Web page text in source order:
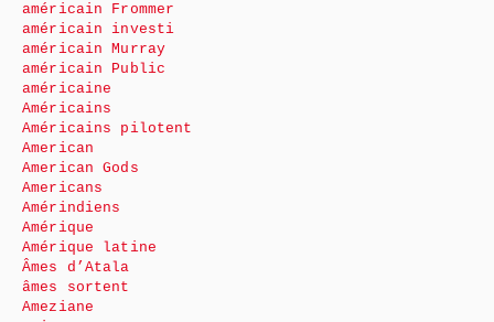
américain Frommer
américain investi
américain Murray
américain Public
américaine
Américains
Américains pilotent
American
American Gods
Americans
Amérindiens
Amérique
Amérique latine
Âmes d’Atala
âmes sortent
Ameziane